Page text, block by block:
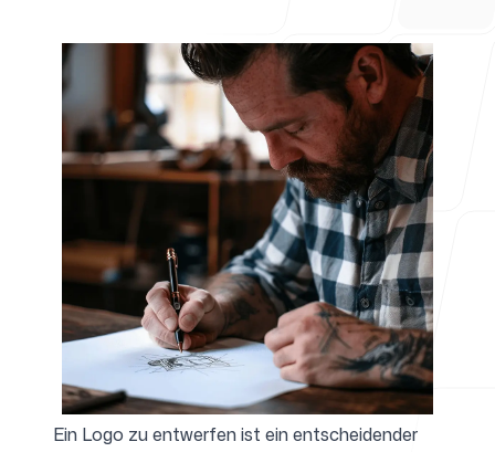
Für Agenturen
Blog
Preise
Ein Logo zu entwerfen ist ein entscheidender